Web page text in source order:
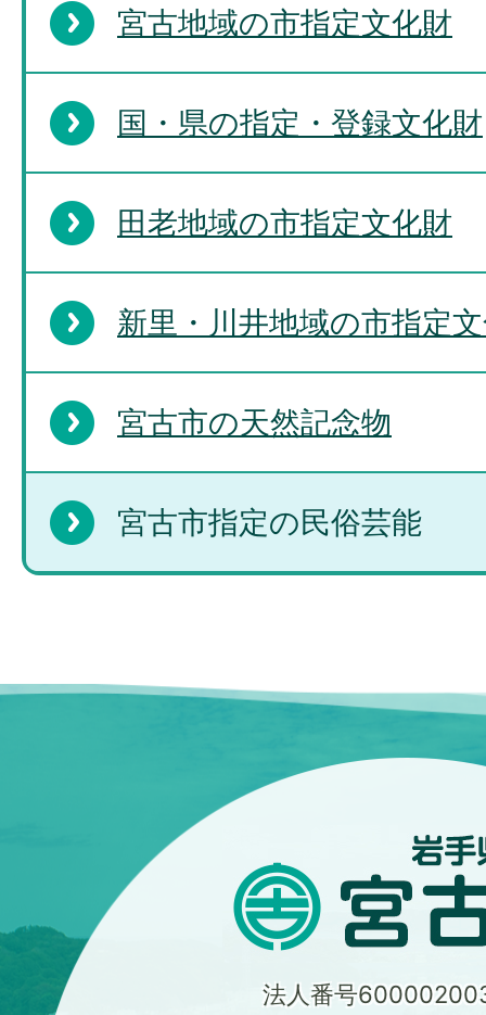
宮古地域の市指定文化財
国・県の指定・登録文化財
田老地域の市指定文化財
新里・川井地域の市指定
宮古市の天然記念物
宮古市指定の民俗芸能
法人番号